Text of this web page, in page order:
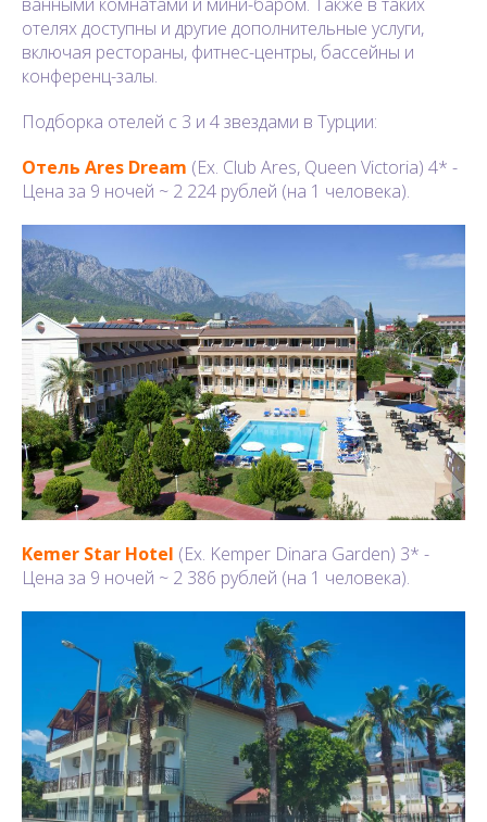
отелях доступны и другие дополнительные услуги,
включая рестораны, фитнес-центры, бассейны и
конференц-залы.
Подборка отелей с 3 и 4 звездами в Турции:
Отель Ares Dream (Ex. Club Ares, Queen Victoria) 4* -
Цена за 9 ночей ~ 2 224 рублей (на 1 человека).
Kemer Star Hotel (Ex. Kemper Dinara Garden) 3* -
Цена за 9 ночей ~ 2 386 рублей (на 1 человека).